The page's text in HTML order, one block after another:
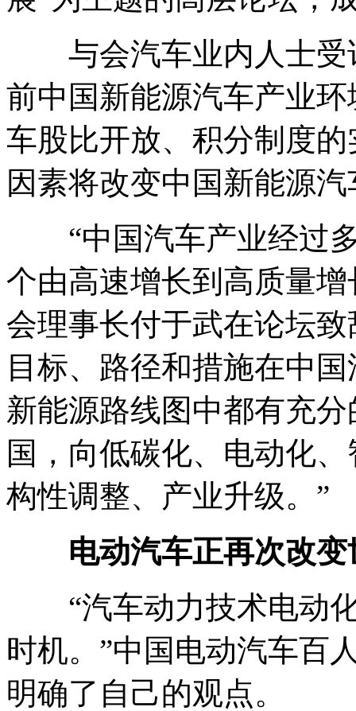
与会汽车业内人士受
前中国新能源汽车产业
车股比开放、积分制度
因素将改变中国新能源
“中国汽车产业经过多
个由高速增长到高质量
会理事长付于武在论坛
目标、路径和措施在中
新能源路线图中都有充
国，向低碳化、电动化
构性调整、产业升级。”
电动汽车正再次改变
“汽车动力技术电动化
时机。”中国电动汽车百
明确了自己的观点。